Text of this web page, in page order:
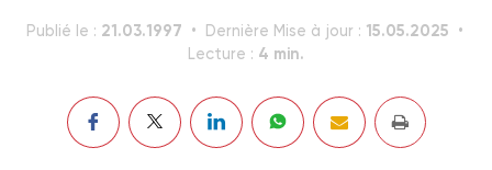
Publié le : 21.03.1997 Dernière Mise à jour : 15.05.2025
Lecture : 4 min.